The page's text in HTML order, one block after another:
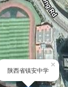
陕西省镇安中学
×